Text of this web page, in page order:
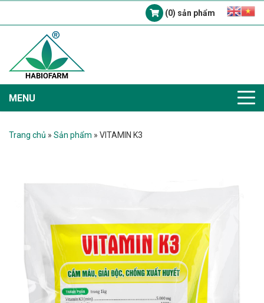
(0) sản phẩm
MENU
Trang chủ » Sản phẩm » VITAMIN K3